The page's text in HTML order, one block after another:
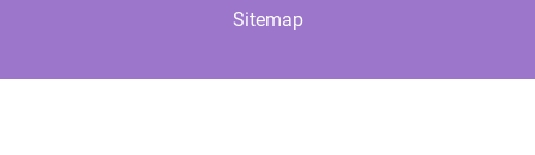
Sitemap